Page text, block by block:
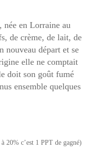
née en Lorraine au
de crème, de lait, de
nouveau départ et se
elle ne comptait
doit son goût fumé
ensemble quelques
20% c’est 1 PPT de gagné)